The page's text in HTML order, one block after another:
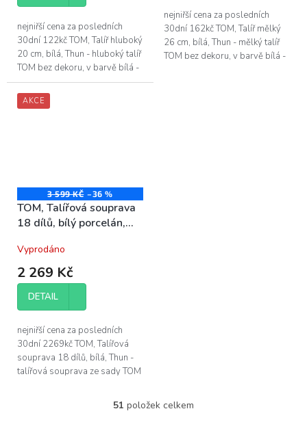
nejniřší cena za posledních
30dní 122kč TOM, Talíř hluboký
20 cm, bílá, Thun - hluboký talíř
TOM bez dekoru, v barvě bílá -
průměr hlubokého talíře je 20
cm - vyrobeno z...
5
hvězdiček.
nejniřší cena za posledních
30dní 162kč TOM, Talíř mělký
26 cm, bílá, Thun - mělký talíř
TOM bez dekoru, v barvě bílá -
AKCE
3 599 KČ –36 %
TOM, Talířová souprava
18 dílů, bílý porcelán,
Vyprodáno
2 269 Kč
DETAIL
nejniřší cena za posledních
30dní 2269kč TOM, Talířová
souprava 18 dílů, bílá, Thun -
talířová souprava ze sady TOM
obsahuje: - 6x talíř dezertní
O
51 položek celkem